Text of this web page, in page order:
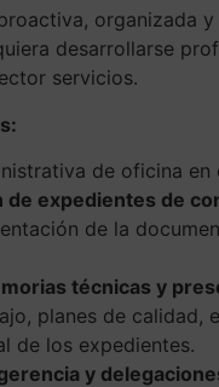
organizada
desarrollarse
servicios.
de oficina en
de expedientes de
de la
técnicas y
planes de calidad,
de los expedientes.
y